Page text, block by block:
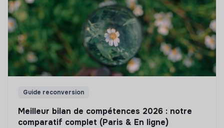
Guide reconversion
Meilleur bilan de compétences 2026 : notre
comparatif complet (Paris & En ligne)